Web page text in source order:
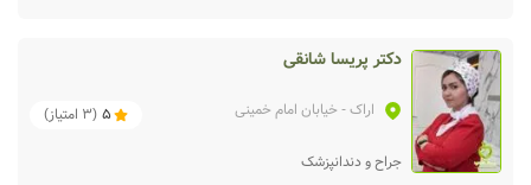
دکتر پریسا شانقی
اراک- خیابان امام خمینی 5
(
3 امتیاز)
جراح و دندانپزشک